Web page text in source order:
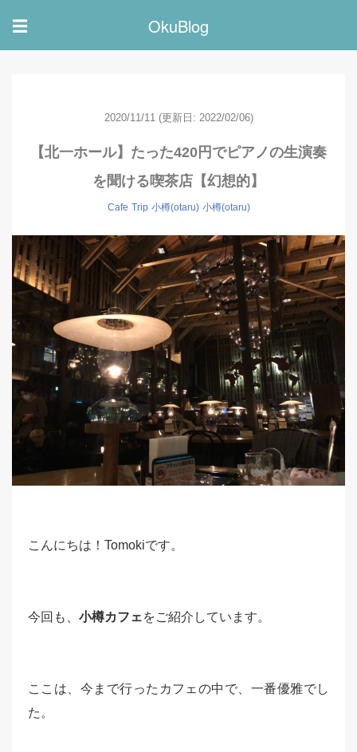
☰ OkuBlog
2020/11/11 (更新日: 2022/02/06)
【北一ホール】たった420円でピアノの生演奏
を聞ける喫茶店【幻想的】
Cafe Trip 小樽(otaru) 小樽(otaru)
こんにちは！Tomokiです。
今回も、 小樽カフェをご紹介しています。
ここは、今まで行ったカフェの中で、一番優雅でし
た。